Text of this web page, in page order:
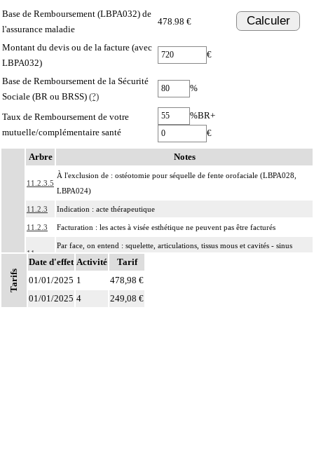
Base de Remboursement (LBPA032) de
l'assurance maladie
478.98 € Calculer
Montant du devis ou de la facture (avec
LBPA032)
€
Base de Remboursement de la Sécurité
Sociale (BR ou BRSS) (?)
%
Taux de Remboursement de votre
mutuelle/complémentaire santé
%BR+
€
Arbre Notes
11.2.3.5
À l'exclusion de : ostéotomie pour séquelle de fente orofaciale (LBPA028,
LBPA024)
11.2.3 Indication : acte thérapeutique
11.2.3 Facturation : les actes à visée esthétique ne peuvent pas être facturés
11
Par face, on entend : squelette, articulations, tissus mous et cavités - sinus
paranasaux, orbites, rhinopharynx, oropharynx - de la face.
11
Par ostéosynthèse d'une fracture à foyer fermé, on entend : réduction et
fixation osseuse par voie transcutanée ou avec abord à distance, sans
Tarifs
Date d'effet Activité
Tarif
01/01/2025 1
478,98 €
01/01/2025 4 249,08 €